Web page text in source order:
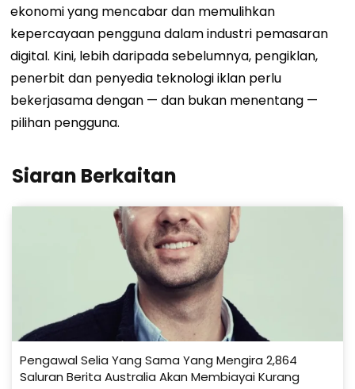
ekonomi yang mencabar dan memulihkan
kepercayaan pengguna dalam industri pemasaran
digital. Kini, lebih daripada sebelumnya, pengiklan,
penerbit dan penyedia teknologi iklan perlu
bekerjasama dengan — dan bukan menentang —
pilihan pengguna.
Siaran Berkaitan
Pengawal Selia Yang Sama Yang Mengira 2,864
Saluran Berita Australia Akan Membiayai Kurang